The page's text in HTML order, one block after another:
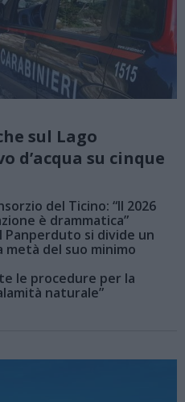
sul Lago
d’acqua su cinque
del Ticino: “Il 2026
è drammatica”
Panperduto si divide un
metà del suo minimo
le procedure per la
naturale”